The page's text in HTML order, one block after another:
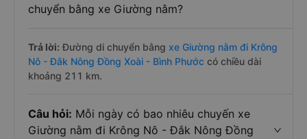
chuyển bằng xe Giường nằm?
Trả lời: Đường di chuyển bằng xe Giường nằm đi Krông
Nô - Đắk Nông Đồng Xoài - Bình Phước có chiều dài
khoảng 211 km.
Câu hỏi: Mỗi ngày có bao nhiêu chuyến xe
Giường nằm đi Krông Nô - Đắk Nông Đồng